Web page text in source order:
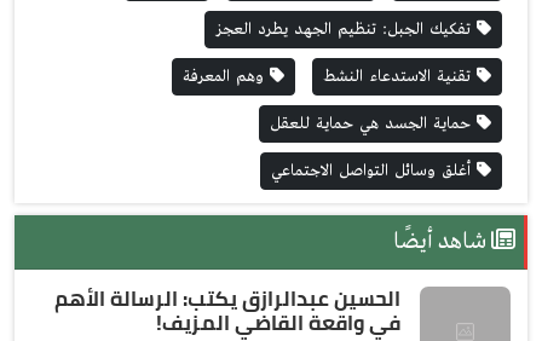
تفكيك الجبل: تنظيم الجهد يطرد العجز
تقنية الاستدعاء النشط
وهم المعرفة
حماية الجسد هي حماية للعقل
أغلق وسائل التواصل الاجتماعي
شاهد أيضًا
الحسين عبدالرازق يكتب: الرسالة الأهم
في واقعة القاضي المزيف!